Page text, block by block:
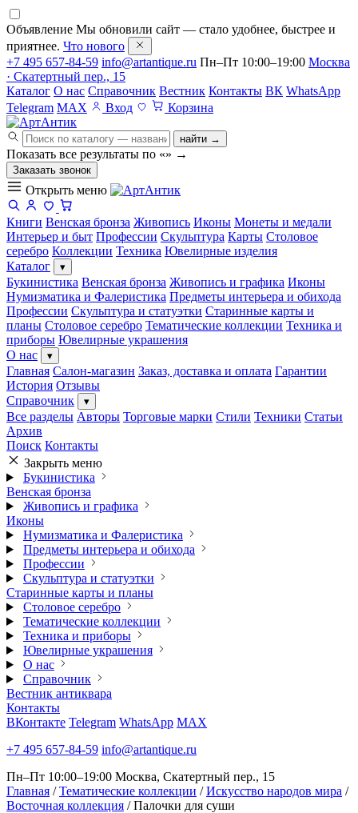
Объявление Мы обновили сайт — стало удобнее, быстрее и
приятнее. Что нового
+7 495 657-84-59 info@artantique.ru Пн–Пт 10:00–19:00 Москва
· Скатертный пер., 15
Каталог О нас Справочник Вестник Контакты ВК WhatsApp
Telegram MAX Вход Корзина
найти →
Показать все результаты по «» →
Заказать звонок
Открыть меню
Книги Венская бронза Живопись Иконы Монеты и медали
Интерьер и быт Профессии Скульптура Карты Столовое
серебро Коллекции Техника Ювелирные изделия
Каталог
▾
Букинистика Венская бронза Живопись и графика Иконы
Нумизматика и Фалеристика Предметы интерьера и обихода
Профессии Скульптура и статуэтки Старинные карты и
планы Столовое серебро Тематические коллекции Техника и
приборы Ювелирные украшения
О нас
▾
Главная Салон-магазин Заказ, доставка и оплата Гарантии
История Отзывы
Справочник
▾
Все разделы Авторы Торговые марки Стили Техники Статьи
Архив
Поиск Контакты
Закрыть меню
Букинистика
Венская бронза
Живопись и графика
Иконы
Нумизматика и Фалеристика
Предметы интерьера и обихода
Профессии
Скульптура и статуэтки
Старинные карты и планы
Столовое серебро
Тематические коллекции
Техника и приборы
Ювелирные украшения
О нас
Справочник
Вестник антиквара
Контакты
ВКонтакте Telegram WhatsApp MAX
+7 495 657-84-59 info@artantique.ru
Пн–Пт 10:00–19:00 Москва, Скатертный пер., 15
Главная / Тематические коллекции / Искусство народов мира /
Восточная коллекция / Палочки для суши